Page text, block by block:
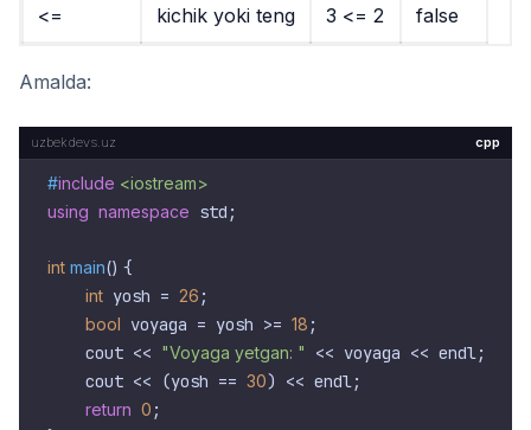
<= kichik yoki teng 3 <= 2 false
Amalda:
cpp
#include <iostream>
using namespace std;
int main() {
int yosh = 26 ;
bool voyaga = yosh >= 18 ;
    cout <<
"Voyaga yetgan: "
<< voyaga << endl;
    cout << (yosh ==
30) << endl;
return 0 ;